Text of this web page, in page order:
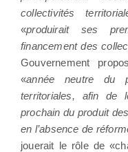
collectivités
«produirait ses
financement des
Gouvernement
«année neutre du
territoriales, afin de
prochain du produit
en l’absence de
jouerait le rôle de